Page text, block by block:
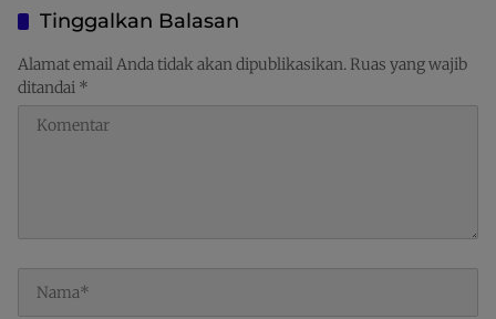
Pusat Perdagangan dan
Ekspor Kawasan Timur
Indonesia
Tinggalkan Balasan
Alamat email Anda tidak akan dipublikasikan.Ruas yang wajib
ditandai *